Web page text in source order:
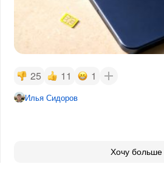
25 11 1
Илья Сидоров
Хочу больше